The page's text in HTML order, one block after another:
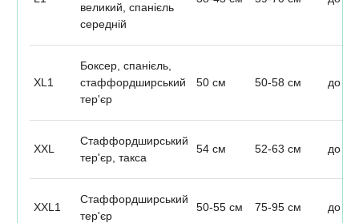
великий, спанієль
середній
XL1
Боксер, спанієль,
стаффордширський
тер'єр
50 см 50-58 см до 25
XXL
Стаффордширський
тер'єр, такса
54 см 52-63 см до 35
XXL1
Стаффордширський
тер'єр
50-55 см 75-95 см до 50